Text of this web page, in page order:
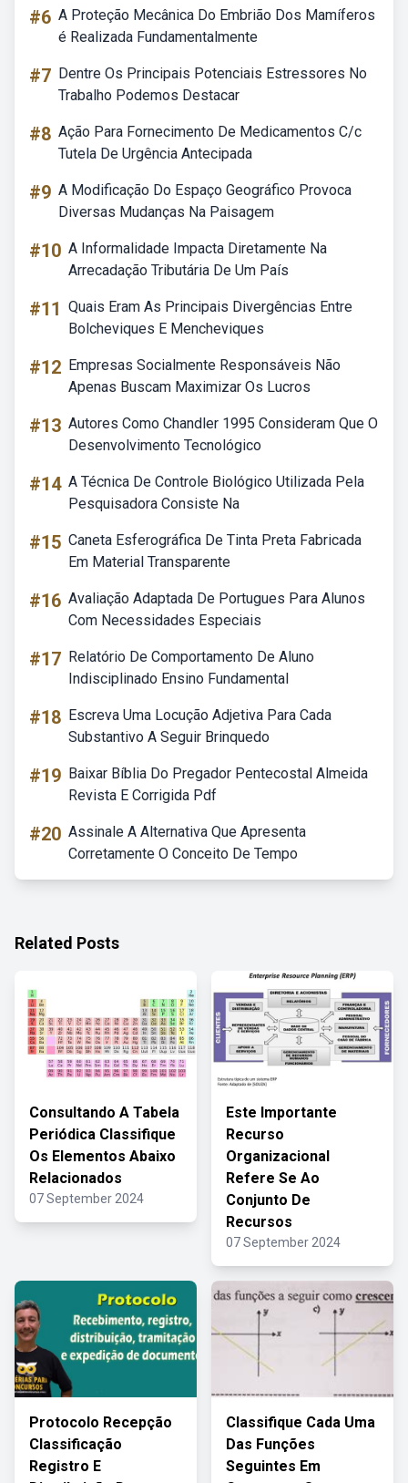
#6 A Proteção Mecânica Do Embrião Dos Mamíferos
é Realizada Fundamentalmente
#7 Dentre Os Principais Potenciais Estressores No
Trabalho Podemos Destacar
#8 Ação Para Fornecimento De Medicamentos C/c
Tutela De Urgência Antecipada
#9 A Modificação Do Espaço Geográfico Provoca
Diversas Mudanças Na Paisagem
#10 A Informalidade Impacta Diretamente Na
Arrecadação Tributária De Um País
#11 Quais Eram As Principais Divergências Entre
Bolcheviques E Mencheviques
#12 Empresas Socialmente Responsáveis Não
Apenas Buscam Maximizar Os Lucros
#13 Autores Como Chandler 1995 Consideram Que O
Desenvolvimento Tecnológico
#14 A Técnica De Controle Biológico Utilizada Pela
Pesquisadora Consiste Na
#15 Caneta Esferográfica De Tinta Preta Fabricada
Em Material Transparente
#16 Avaliação Adaptada De Portugues Para Alunos
Com Necessidades Especiais
#17 Relatório De Comportamento De Aluno
Indisciplinado Ensino Fundamental
#18 Escreva Uma Locução Adjetiva Para Cada
Substantivo A Seguir Brinquedo
#19 Baixar Bíblia Do Pregador Pentecostal Almeida
Revista E Corrigida Pdf
#20 Assinale A Alternativa Que Apresenta
Corretamente O Conceito De Tempo
Related Posts
Consultando A Tabela
Periódica Classifique
Os Elementos Abaixo
Relacionados
07 September 2024
Este Importante
Recurso
Organizacional
Refere Se Ao
Conjunto De
Recursos
07 September 2024
Protocolo Recepção
Classificação
Registro E
Classifique Cada Uma
Das Funções
Seguintes Em